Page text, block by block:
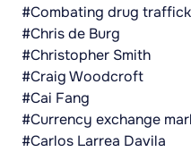
#Combating drug
#Chris de Burg
#Christopher Smith
#Craig Woodcroft
#Cai Fang
#Currency exchange
#Carlos Larrea Davila